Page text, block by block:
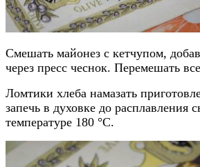
Смешать майонез с кетчупом,
через пресс чеснок. Перемешать
Ломтики хлеба намазать
запечь в духовке до расплавления
температуре 180 °С.